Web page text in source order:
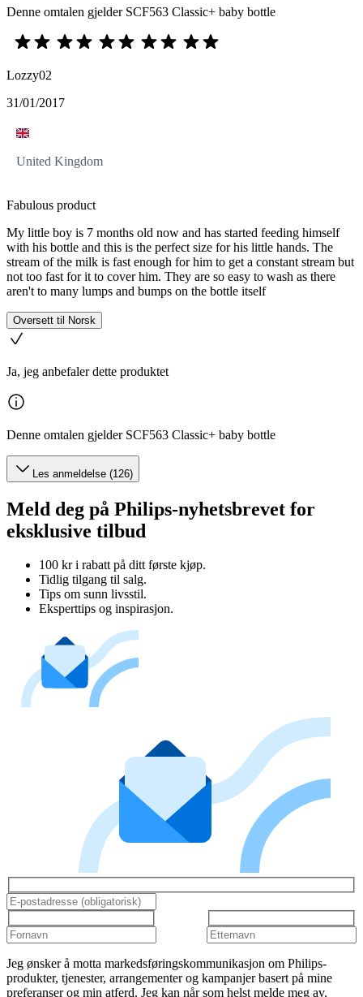
Denne omtalen gjelder SCF563 Classic+ baby bottle
Lozzy02
31/01/2017
United Kingdom
Fabulous product
My little boy is 7 months old now and has started feeding himself
with his bottle and this is the perfect size for his little hands. The
stream of the milk is fast enough for him to get a constant stream but
not too fast for it to cover him. They are so easy to wash as there
aren't to many lumps and bumps on the bottle itself
Oversett til Norsk
Ja, jeg anbefaler dette produktet
Denne omtalen gjelder SCF563 Classic+ baby bottle
Les anmeldelse (126)
Meld deg på Philips-nyhetsbrevet for
eksklusive tilbud
100 kr i rabatt på ditt første kjøp.
Tidlig tilgang til salg.
Tips om sunn livsstil.
Eksperttips og inspirasjon.
Jeg ønsker å motta markedsføringskommunikasjon om Philips-
produkter, tjenester, arrangementer og kampanjer basert på mine
preferanser og min atferd. Jeg kan når som helst melde meg av.